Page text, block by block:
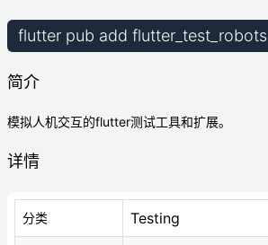
flutter pub add flutter_test_robots
简介
模拟人机交互的flutter测试工具和扩展。
详情
分类 Testing